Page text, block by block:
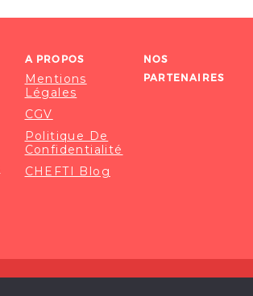
A PROPOS
Mentions
Légales
CGV
Politique De
Confidentialité
CHEFTI Blog
NOS
PARTENAIRES